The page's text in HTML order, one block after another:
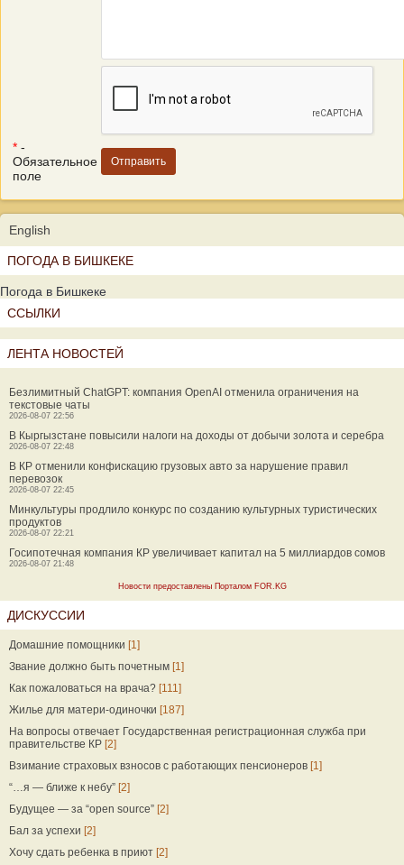
* -
Обязательное
поле
English
ПОГОДА В БИШКЕКЕ
Погода в Бишкеке
ССЫЛКИ
ЛЕНТА НОВОСТЕЙ
Безлимитный ChatGPT: компания OpenAI отменила ограничения на
текстовые чаты
2026-08-07 22:56
В Кыргызстане повысили налоги на доходы от добычи золота и серебра
2026-08-07 22:48
В КР отменили конфискацию грузовых авто за нарушение правил
перевозок
2026-08-07 22:45
Минкультуры продлило конкурс по созданию культурных туристических
продуктов
2026-08-07 22:21
Госипотечная компания КР увеличивает капитал на 5 миллиардов сомов
2026-08-07 21:48
Новости предоставлены Порталом FOR.KG
ДИСКУССИИ
Домашние помощники [1]
Звание должно быть почетным [1]
Как пожаловаться на врача? [111]
Жилье для матери-одиночки [187]
На вопросы отвечает Государственная регистрационная служба при
правительстве КР [2]
Взимание страховых взносов с работающих пенсионеров [1]
“…я — ближе к небу” [2]
Будущее — за “open source” [2]
Бал за успехи [2]
Хочу сдать ребенка в приют [2]